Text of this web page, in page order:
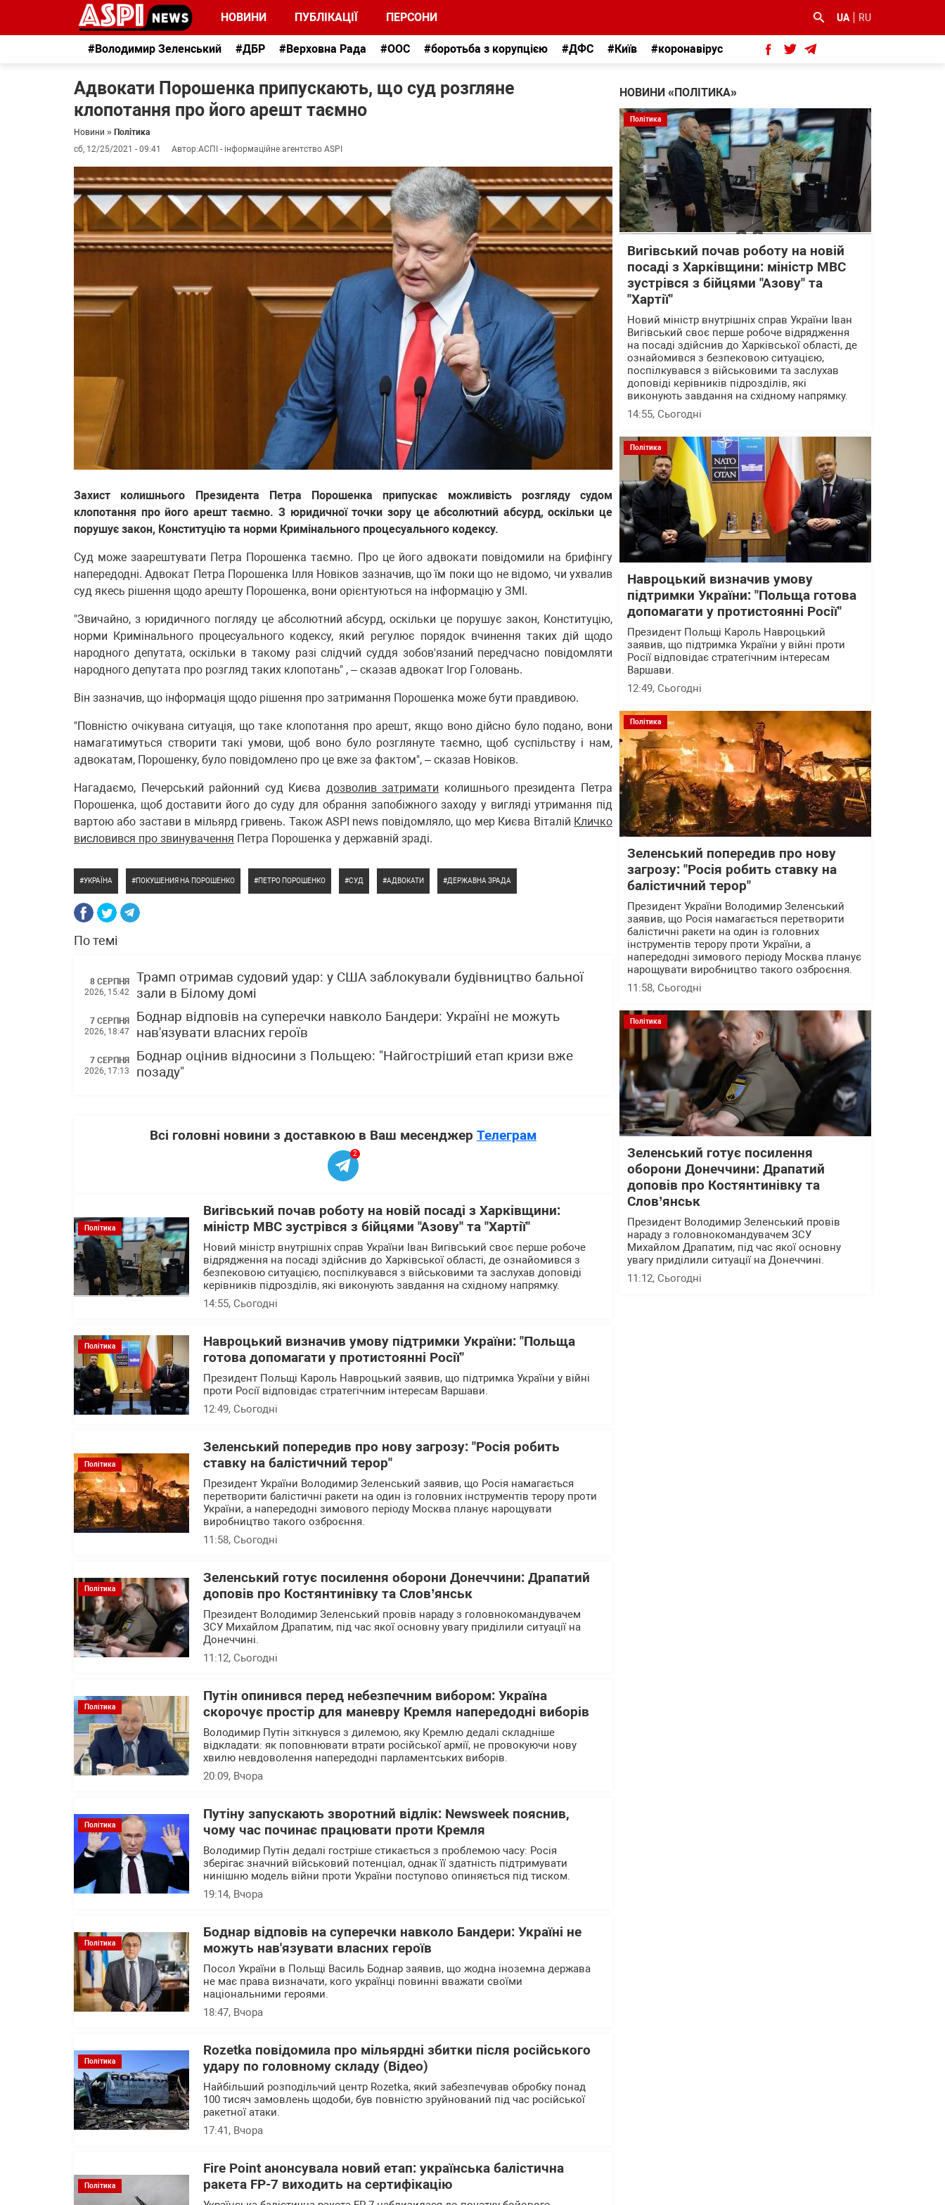
НОВИНИ ПУБЛІКАЦІЇ ПЕРСОНИ UA RU
#Володимир Зеленський #ДБР #Верховна Рада #ООС #боротьба з корупцією #ДФС #Київ #коронавірус
Адвокати Порошенка припускають, що суд розгляне
клопотання про його арешт таємно
Новини » Політика
сб, 12/25/2021 - 09:41
Автор:АСПІ - інформаційне агентство ASPI
Захист колишнього Президента Петра Порошенка припускає можливість розгляду судом
клопотання про його арешт таємно. З юридичної точки зору це абсолютний абсурд, оскільки це
порушує закон, Конституцію та норми Кримінального процесуального кодексу.
Суд може заарештувати Петра Порошенка таємно. Про це його адвокати повідомили на брифінгу
напередодні. Адвокат Петра Порошенка Ілля Новіков зазначив, що їм поки що не відомо, чи ухвалив
суд якесь рішення щодо арешту Порошенка, вони орієнтуються на інформацію у ЗМІ.
"Звичайно, з юридичного погляду це абсолютний абсурд, оскільки це порушує закон, Конституцію,
норми Кримінального процесуального кодексу, який регулює порядок вчинення таких дій щодо
народного депутата, оскільки в такому разі слідчий суддя зобов'язаний передчасно повідомляти
народного депутата про розгляд таких клопотань" , – сказав адвокат Ігор Головань.
Він зазначив, що інформація щодо рішення про затримання Порошенка може бути правдивою.
"Повністю очікувана ситуація, що таке клопотання про арешт, якщо воно дійсно було подано, вони
намагатимуться створити такі умови, щоб воно було розглянуте таємно, щоб суспільству і нам,
адвокатам, Порошенку, було повідомлено про це вже за фактом", – сказав Новіков.
Нагадаємо, Печерський районний суд Києва дозволив затримати колишнього президента Петра
Порошенка, щоб доставити його до суду для обрання запобіжного заходу у вигляді утримання під
вартою або застави в мільярд гривень. Також ASPI news повідомляло, що мер Києва Віталій Кличко
висловився про звинувачення Петра Порошенка у державній зраді.
УКРАЇНА ПОКУШЕНИЯ НА ПОРОШЕНКО ПЕТРО ПОРОШЕНКО СУД АДВОКАТИ ДЕРЖАВНА ЗРАДА
По темі
8 СЕРПНЯ
2026, 15:42
Трамп отримав судовий удар: у США заблокували будівництво бальної
зали в Білому домі
7 СЕРПНЯ
2026, 18:47
Боднар відповів на суперечки навколо Бандери: Україні не можуть
нав'язувати власних героїв
7 СЕРПНЯ
2026, 17:13
Боднар оцінив відносини з Польщею: "Найгостріший етап кризи вже
позаду"
Всі головні новини з доставкою в Ваш месенджер Телеграм
2
Політика
Вигівський почав роботу на новій посаді з Харківщини:
міністр МВС зустрівся з бійцями "Азову" та "Хартії"
Новий міністр внутрішніх справ України Іван Вигівський своє перше робоче
відрядження на посаді здійснив до Харківської області, де ознайомився з
безпековою ситуацією, поспілкувався з військовими та заслухав доповіді
керівників підрозділів, які виконують завдання на східному напрямку.
14:55, Сьогодні
Політика
Навроцький визначив умову підтримки України: "Польща
готова допомагати у протистоянні Росії"
Президент Польщі Кароль Навроцький заявив, що підтримка України у війні
проти Росії відповідає стратегічним інтересам Варшави.
12:49, Сьогодні
Політика
Зеленський попередив про нову загрозу: "Росія робить
ставку на балістичний терор"
Президент України Володимир Зеленський заявив, що Росія намагається
перетворити балістичні ракети на один із головних інструментів терору проти
України, а напередодні зимового періоду Москва планує нарощувати
виробництво такого озброєння.
11:58, Сьогодні
Політика
Зеленський готує посилення оборони Донеччини: Драпатий
доповів про Костянтинівку та Слов’янськ
Президент Володимир Зеленський провів нараду з головнокомандувачем
ЗСУ Михайлом Драпатим, під час якої основну увагу приділили ситуації на
Донеччині.
11:12, Сьогодні
Політика
Путін опинився перед небезпечним вибором: Україна
скорочує простір для маневру Кремля напередодні виборів
Володимир Путін зіткнувся з дилемою, яку Кремлю дедалі складніше
відкладати: як поповнювати втрати російської армії, не провокуючи нову
хвилю невдоволення напередодні парламентських виборів.
20:09, Вчора
Політика
Путіну запускають зворотний відлік: Newsweek пояснив,
чому час починає працювати проти Кремля
Володимир Путін дедалі гостріше стикається з проблемою часу: Росія
зберігає значний військовий потенціал, однак її здатність підтримувати
нинішню модель війни проти України поступово опиняється під тиском.
19:14, Вчора
Політика
Боднар відповів на суперечки навколо Бандери: Україні не
можуть нав'язувати власних героїв
Посол України в Польщі Василь Боднар заявив, що жодна іноземна держава
не має права визначати, кого українці повинні вважати своїми
національними героями.
18:47, Вчора
Політика
Rozetka повідомила про мільярдні збитки після російського
удару по головному складу (Відео)
Найбільший розподільчий центр Rozetka, який забезпечував обробку понад
100 тисяч замовлень щодоби, був повністю зруйнований під час російської
ракетної атаки.
17:41, Вчора
Політика
Fire Point анонсувала новий етап: українська балістична
ракета FP-7 виходить на сертифікацію
НОВИНИ «ПОЛІТИКА»
Політика
Вигівський почав роботу на новій
посаді з Харківщини: міністр МВС
зустрівся з бійцями "Азову" та
"Хартії"
Новий міністр внутрішніх справ України Іван
Вигівський своє перше робоче відрядження
на посаді здійснив до Харківської області, де
ознайомився з безпековою ситуацією,
поспілкувався з військовими та заслухав
доповіді керівників підрозділів, які
виконують завдання на східному напрямку.
14:55, Сьогодні
Політика
Навроцький визначив умову
підтримки України: "Польща готова
допомагати у протистоянні Росії"
Президент Польщі Кароль Навроцький
заявив, що підтримка України у війні проти
Росії відповідає стратегічним інтересам
Варшави.
12:49, Сьогодні
Політика
Зеленський попередив про нову
загрозу: "Росія робить ставку на
балістичний терор"
Президент України Володимир Зеленський
заявив, що Росія намагається перетворити
балістичні ракети на один із головних
інструментів терору проти України, а
напередодні зимового періоду Москва планує
нарощувати виробництво такого озброєння.
11:58, Сьогодні
Політика
Зеленський готує посилення
оборони Донеччини: Драпатий
доповів про Костянтинівку та
Слов’янськ
Президент Володимир Зеленський провів
нараду з головнокомандувачем ЗСУ
Михайлом Драпатим, під час якої основну
увагу приділили ситуації на Донеччині.
11:12, Сьогодні